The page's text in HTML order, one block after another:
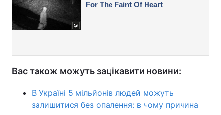
Вас також можуть зацікавити новини:
В Україні 5 мільйонів людей можуть
залишитися без опалення: в чому причина